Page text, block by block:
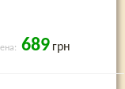
689 грн